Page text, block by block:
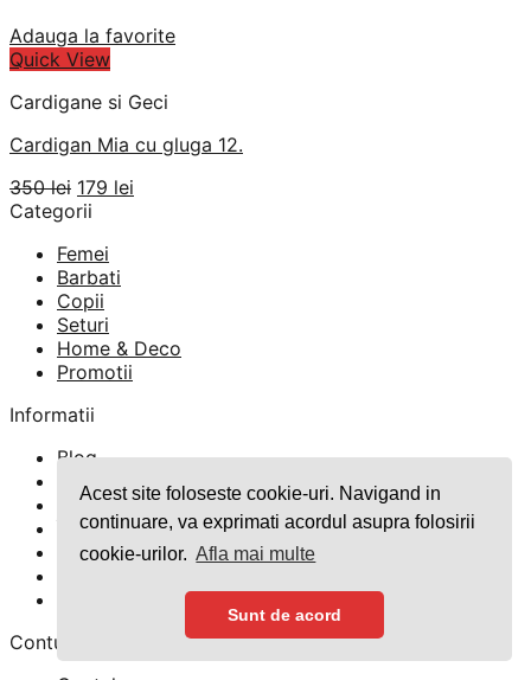
Acest site foloseste cookie-uri. Navigand in
continuare, va exprimati acordul asupra folosirii
cookie-urilor. Afla mai multe
Sunt de acord
Adauga la favorite
Quick View
Cardigane si Geci
Cardigan Mia cu gluga 12.
350lei Prețul
inițial
fost:
350 lei.
179 lei
Categorii
Femei
Barbati
Copii
Seturi
Home & Deco
Promotii
Informatii
Blog
Despre Noi
Contact
Întrebări Frecvente
GDPR
Politica Cookies
Contul meu